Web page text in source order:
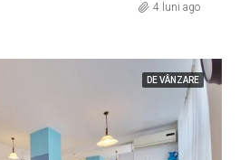
4 luni ago
DE VÂNZARE